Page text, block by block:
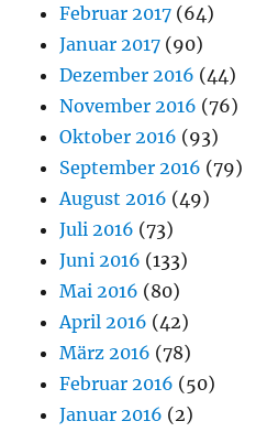
Februar 2017 (64)
Januar 2017 (90)
Dezember 2016 (44)
November 2016 (76)
Oktober 2016 (93)
September 2016 (79)
August 2016 (49)
Juli 2016 (73)
Juni 2016 (133)
Mai 2016 (80)
April 2016 (42)
März 2016 (78)
Februar 2016 (50)
Januar 2016 (2)